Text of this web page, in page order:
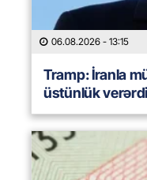
06.08.2026 - 13:15
Tramp: İranla
üstünlük